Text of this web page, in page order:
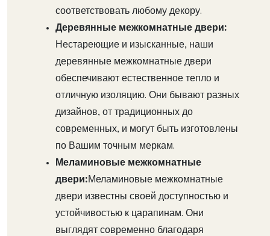
соответствовать любому декору.
Деревянные межкомнатные двери:
Нестареющие и изысканные, наши
деревянные межкомнатные двери
обеспечивают естественное тепло и
отличную изоляцию. Они бывают разных
дизайнов, от традиционных до
современных, и могут быть изготовлены
по Вашим точным меркам.
Меламиновые межкомнатные
двери:Меламиновые межкомнатные
двери известны своей доступностью и
устойчивостью к царапинам. Они
выглядят современно благодаря